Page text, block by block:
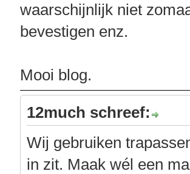
waarschijnlijk niet
bevestigen enz.
Mooi blog.
12much schreef:
Wij gebruiken
in zit. Maak wél een